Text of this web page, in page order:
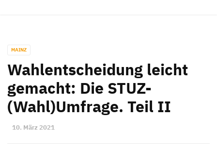
MAINZ
Wahlentscheidung leicht
gemacht: Die STUZ-
(Wahl)Umfrage. Teil II
10. März 2021